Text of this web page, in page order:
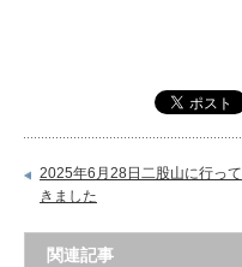
2025年6月28日二股山に行って
きました
関連記事